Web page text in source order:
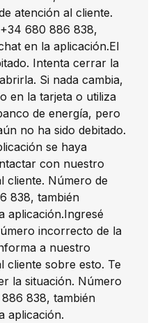
atención al cliente.
680 886 838,
en la aplicación.El
Intenta cerrar la
Si nada cambia,
en la tarjeta o utiliza
de energía, pero
no ha sido debitado.
se haya
con nuestro
cliente. Número de
838, también
aplicación.Ingresé
incorrecto de la
a nuestro
cliente sobre esto. Te
la situación. Número
838, también
aplicación.